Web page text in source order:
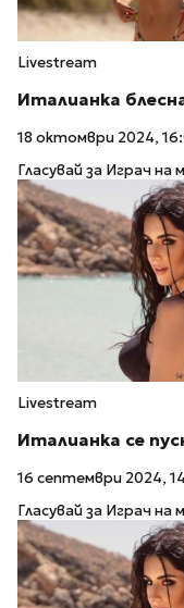
Livestream
Италианка
18 октомври 2024,
Гласувай за Играч
Livestream
Италианка се
16 септември 2024,
Гласувай за Играч